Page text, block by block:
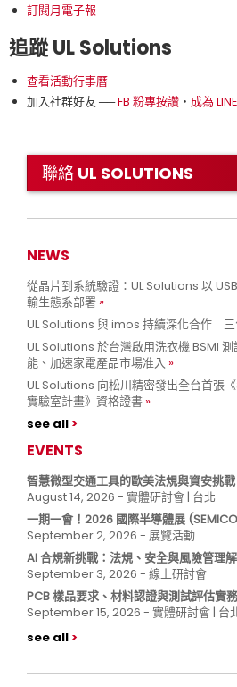
訂閱月電子報
追蹤 UL Solutions
查看活動行事曆
加入社群好友 ──FB 粉專按讚 ‧ 成為
聯絡 UL SOLUTIONS
NEWS
從晶片到系統驗證：UL Solutions 以
輸生態系部署
UL Solutions 與 imos 持續深化合作 三
UL Solutions 於台灣啟用洗衣機 BSMI
能、加速家電產品市場准入
UL Solutions 向松川精密發出全台首張
實驗室計畫》資格證書
see all
EVENTS
智慧微型交通工具的歐美法規與資安挑戰
August 14, 2026 - 實體研討會 | 台北
一期一會！2026 國際半導體展
September 2, 2026 - 展覽活動
AI 合規新挑戰：法規、安全與風險管理
September 3, 2026 - 線上研討會
PCB 樣品要求、材料認證與測試評估實
September 15, 2026 - 實體研討會 | 台
see all